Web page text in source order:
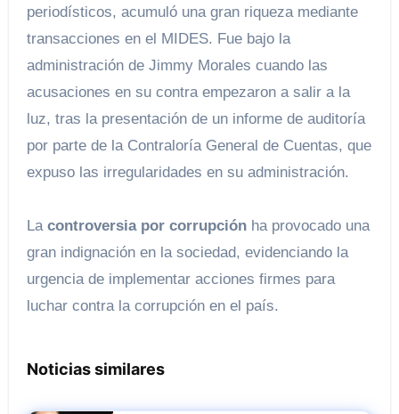
periodísticos, acumuló una gran riqueza mediante
transacciones en el MIDES. Fue bajo la
administración de Jimmy Morales cuando las
acusaciones en su contra empezaron a salir a la
luz, tras la presentación de un informe de auditoría
por parte de la Contraloría General de Cuentas, que
expuso las irregularidades en su administración.
La controversia por corrupciónha provocado una
gran indignación en la sociedad, evidenciando la
urgencia de implementar acciones firmes para
luchar contra la corrupción en el país.
Noticias similares